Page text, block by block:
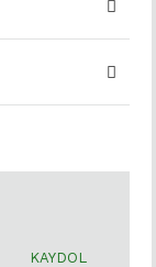
KAYDOL